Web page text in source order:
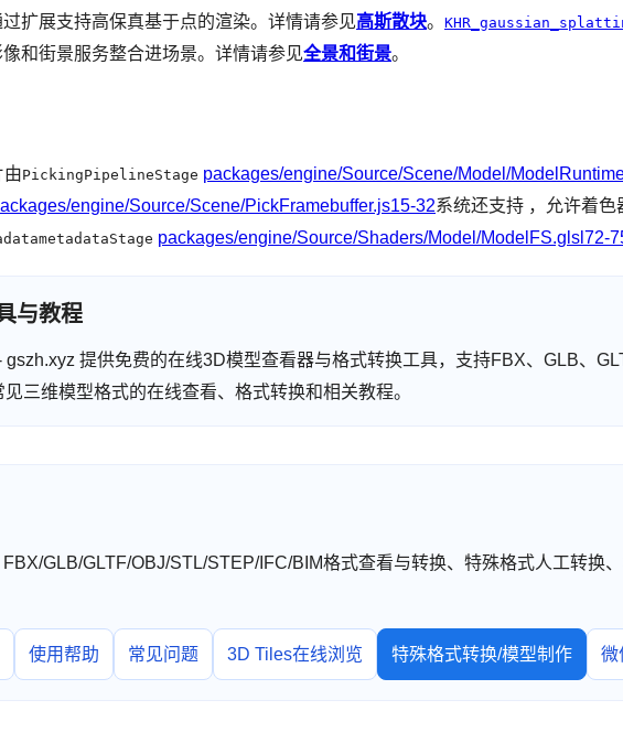
过扩展支持高保真基于点的渲染。详情请参见高斯散块。
和街景服务整合进场景。详情请参见全景和街景。
由PickingPipelineStage packages/engine/Source/Scene/Model/
engine/Source/Scene/PickFramebuffer.js15-32系统还支持 ，允许着色
packages/engine/Source/Shaders/Model/ModelFS.glsl72-
与教程
gszh.xyz 提供免费的在线3D模型查看器与格式转换工具，支持FBX、GLB、
三维模型格式的在线查看、格式转换和相关教程。
GLB/GLTF/OBJ/STL/STEP/IFC/BIM格式查看与转换、特殊格式人工转换
使用帮助 常见问题 3D Tiles在线浏览 特殊格式转换/模型制作 微